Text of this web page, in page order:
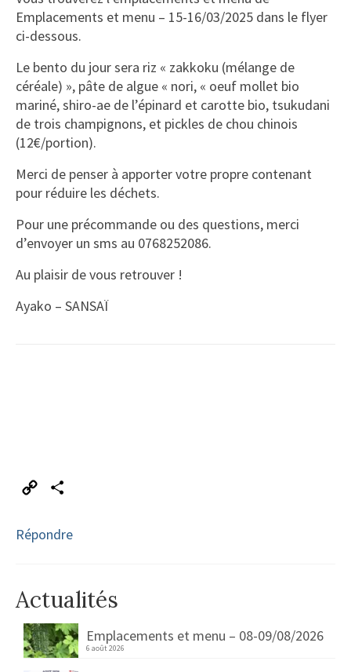
Emplacements et menu – 15-16/03/2025 dans le flyer
ci-dessous.
Le bento du jour sera riz « zakkoku (mélange de
céréale) », pâte de algue « nori, « oeuf mollet bio
mariné, shiro-ae de l’épinard et carotte bio, tsukudani
de trois champignons, et pickles de chou chinois
(12€/portion).
Merci de penser à apporter votre propre contenant
pour réduire les déchets.
Pour une précommande ou des questions, merci
d’envoyer un sms au 0768252086.
Au plaisir de vous retrouver !
Ayako – SANSAÏ
Copy
Répondre
Actualités
Emplacements et menu – 08-09/08/2026
6 août 2026